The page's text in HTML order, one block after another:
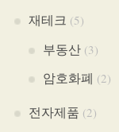
재테크 (5)
부동산(3)
암호화폐 (2)
전자제품 (2)